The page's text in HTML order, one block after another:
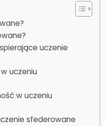
uczenie
uczeniu
w uczeniu
sfederowane